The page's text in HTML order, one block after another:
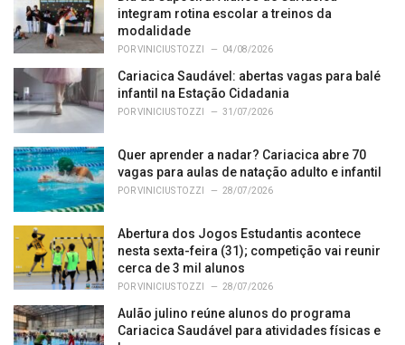
integram rotina escolar a treinos da
modalidade
PORVINICIUS TOZZI 04/08/2026
Cariacica Saudável: abertas vagas para balé
infantil na Estação Cidadania
PORVINICIUS TOZZI 31/07/2026
Quer aprender a nadar? Cariacica abre 70
vagas para aulas de natação adulto e infantil
PORVINICIUS TOZZI 28/07/2026
Abertura dos Jogos Estudantis acontece
nesta sexta-feira (31); competição vai reunir
cerca de 3 mil alunos
PORVINICIUS TOZZI 28/07/2026
Aulão julino reúne alunos do programa
Cariacica Saudável para atividades físicas e